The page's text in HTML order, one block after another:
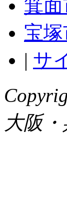
箕
宝
| サ
大阪